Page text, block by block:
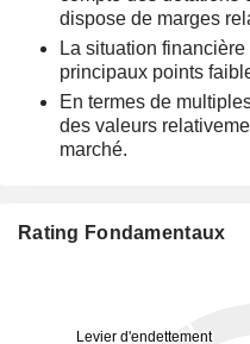
dispose de marges
La situation
principaux points
En termes de
des valeurs
marché.
Rating Fondamentaux